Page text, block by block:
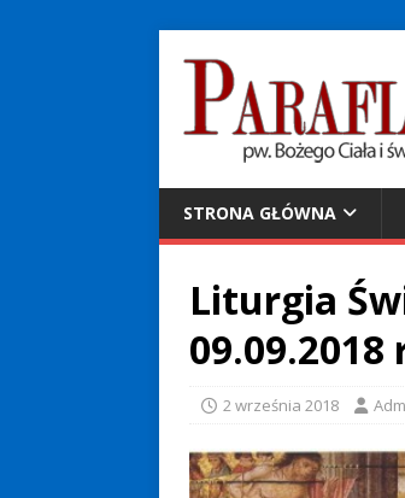
STRONA GŁÓWNA
Liturgia
09.09.2018
2 września 2018